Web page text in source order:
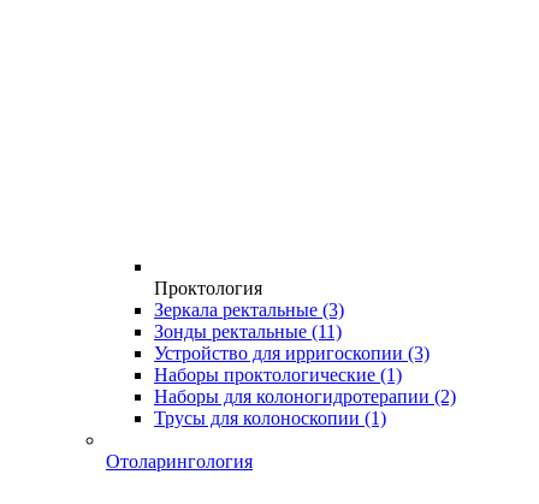
Проктология
Зеркала ректальные (3)
Зонды ректальные (11)
Устройство для ирригоскопии (3)
Наборы проктологические (1)
Наборы для колоногидротерапии (2)
Трусы для колоноскопии (1)
Отоларингология